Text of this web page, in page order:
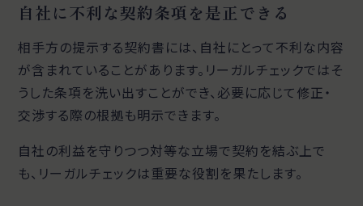
自社に不利な契約条項を是正できる
相手方の提示する契約書には、自社にとって不利な内容
が含まれていることがあります。リーガルチェックではそ
うした条項を洗い出すことができ、必要に応じて修正・
交渉する際の根拠も明示できます。
自社の利益を守りつつ対等な立場で契約を結ぶ上で
も、リーガルチェックは重要な役割を果たします。